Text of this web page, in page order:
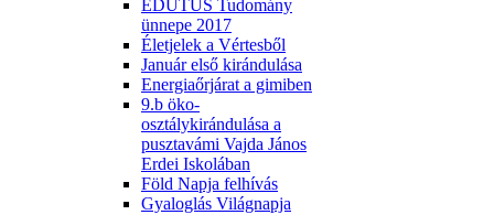
EDUTUS Tudomány
ünnepe 2017
Életjelek a Vértesből
Január első kirándulása
Energiaőrjárat a gimiben
9.b öko-
osztálykirándulása a
pusztavámi Vajda János
Erdei Iskolában
Föld Napja felhívás
Gyaloglás Világnapja